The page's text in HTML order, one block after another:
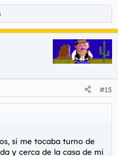
#15
si me tocaba turno de
y cerca de la casa de mi